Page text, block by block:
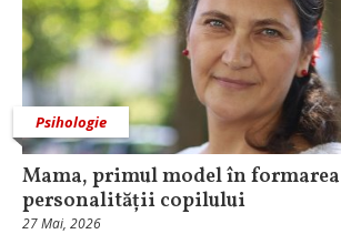
Psihologie
Mama, primul model în formarea
personalității copilului
27 Mai, 2026